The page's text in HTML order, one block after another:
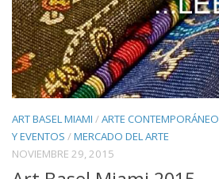
ART BASEL MIAMI /ARTE CONTEMPORÁNEO
Y EVENTOS /MERCADO DEL ARTE
NOVIEMBRE 29, 2015